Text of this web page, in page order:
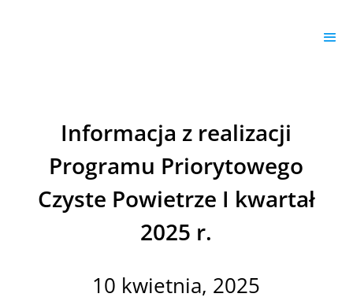
Informacja z realizacji
Programu Priorytowego
Czyste Powietrze I kwartał
2025 r.
10 kwietnia, 2025